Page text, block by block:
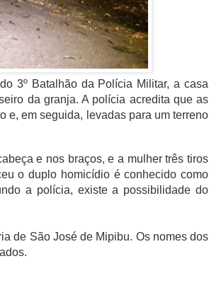
3º Batalhão da Polícia Militar, a casa
da granja. A polícia acredita que as
e, em seguida, levadas para um terreno
e nos braços, e a mulher três tiros
o duplo homicídio é conhecido como
a polícia, existe a possibilidade do
de São José de Mipibu. Os nomes dos